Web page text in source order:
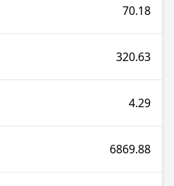
70.18
320.63
4.29
6869.88